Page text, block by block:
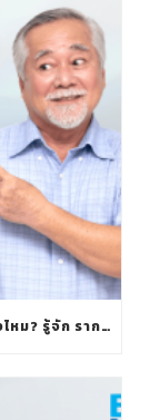
ฟันเสียทั้งปาก ยังมีฟันใหม่ได้ใน 24 ชั่วโมงจริงไหม? รู้จัก รากเทียมทั้งปาก IMMEDIATE LOADING